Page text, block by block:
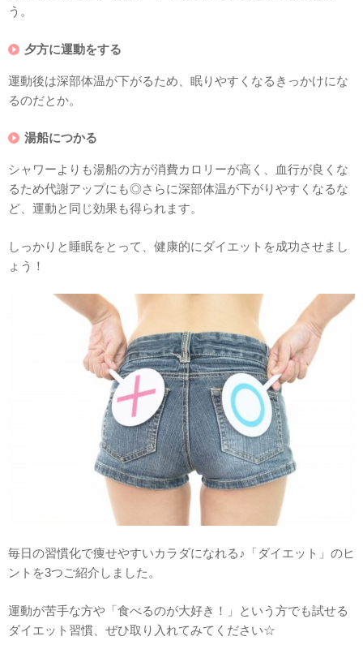
う。
夕方に運動をする
運動後は深部体温が下がるため、眠りやすくなるきっかけにな
るのだとか。
湯船につかる
シャワーよりも湯船の方が消費カロリーが高く、血行が良くな
るため代謝アップにも◎さらに深部体温が下がりやすくなるな
ど、運動と同じ効果も得られます。
しっかりと睡眠をとって、健康的にダイエットを成功させまし
ょう！
毎日の習慣化で痩せやすいカラダになれる♪「ダイエット」のヒ
ントを3つご紹介しました。
運動が苦手な方や「食べるのが大好き！」という方でも試せる
ダイエット習慣、ぜひ取り入れてみてください☆